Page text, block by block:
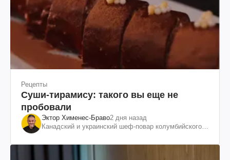
Рецепты
Суши-тирамису: такого вы еще не
пробовали
Эктор Хименес-Браво2 дня назад
Канадский и украинский шеф-повар колумбийского